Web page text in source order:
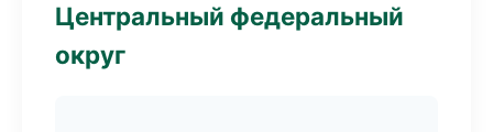
Центральный федеральный
округ